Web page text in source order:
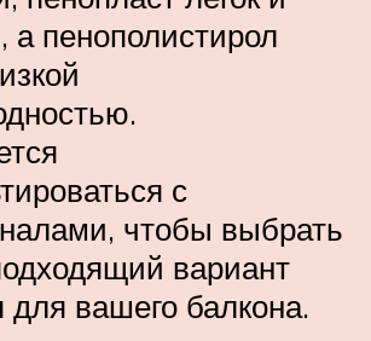
а пенополистирол
с
чтобы выбрать
вариант
для вашего балкона.